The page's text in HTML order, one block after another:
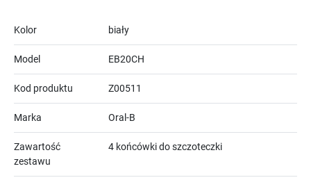
Kolor biały
Model EB20CH
Kod produktu Z00511
Marka Oral-B
Zawartość
zestawu
4 końcówki do szczoteczki